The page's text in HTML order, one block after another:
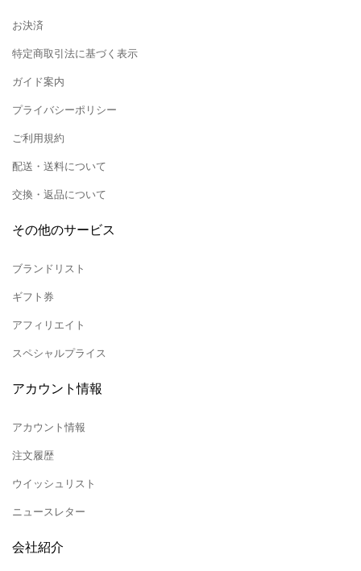
お決済
特定商取引法に基づく表示
ガイド案内
プライバシーポリシー
ご利用規約
配送・送料について
交換・返品について
その他のサービス
ブランドリスト
ギフト券
アフィリエイト
スペシャルプライス
アカウント情報
アカウント情報
注文履歴
ウイッシュリスト
ニュースレター
会社紹介